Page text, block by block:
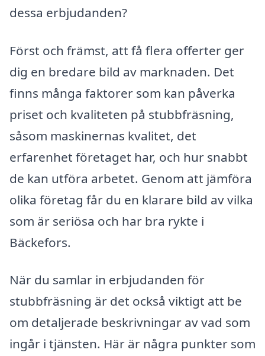
dessa erbjudanden?
Först och främst, att få flera offerter ger
dig en bredare bild av marknaden. Det
finns många faktorer som kan påverka
priset och kvaliteten på stubbfräsning,
såsom maskinernas kvalitet, det
erfarenhet företaget har, och hur snabbt
de kan utföra arbetet. Genom att jämföra
olika företag får du en klarare bild av vilka
som är seriösa och har bra rykte i
Bäckefors.
När du samlar in erbjudanden för
stubbfräsning är det också viktigt att be
om detaljerade beskrivningar av vad som
ingår i tjänsten. Här är några punkter som